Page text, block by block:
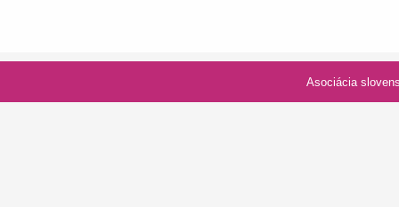
Asociácia slovenských